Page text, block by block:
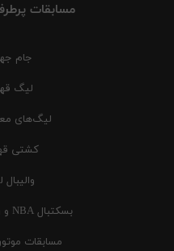
مسابقات
جام
لیگ
لیگ‌های
کشتی
بسکتبال NBA و رقابت‌های بین‌المللی
مسابقات